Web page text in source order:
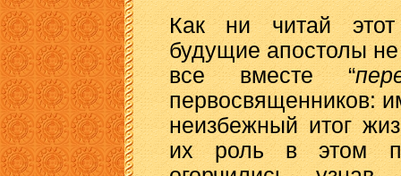
Как ни читай этот
будущие апостолы
все вместе “
первосвященников:
неизбежный итог
их роль в этом